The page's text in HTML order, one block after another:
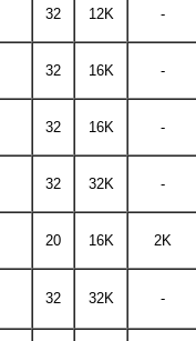
32 12K -
32 16K -
32 16K -
32 32K -
20 16K 2K
32 32K -